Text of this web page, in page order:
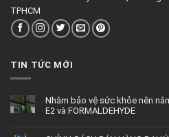
TPHCM
TIN TỨC MỚI
Nhằm bảo vệ sức khỏe nên
E2 và FORMALDEHYDE